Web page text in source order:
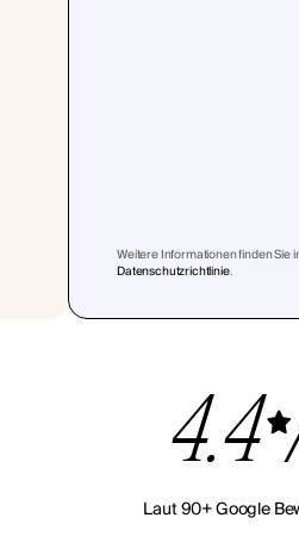
Weitere Informationen finden Sie
Datenschutzrichtlinie.
4.4
Laut 90+ Google